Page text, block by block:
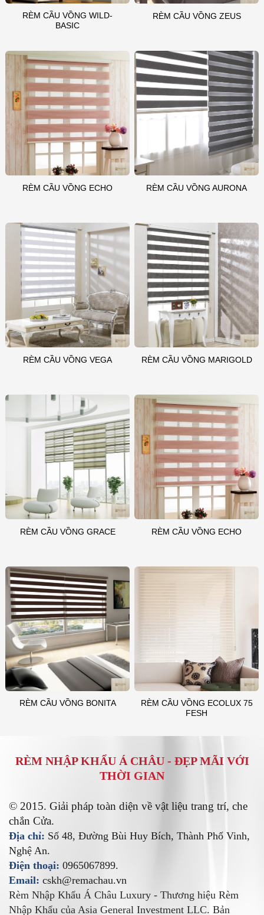
RÈM CẦU VỒNG WILD-
BASIC
RÈM CẦU VỒNG ZEUS
RÈM CẦU VỒNG ECHO RÈM CẦU VỒNG AURONA
RÈM CẦU VỒNG VEGA RÈM CẦU VỒNG MARIGOLD
RÈM CẦU VỒNG GRACE RÈM CẦU VỒNG ECHO
RÈM CẦU VỒNG BONITA
RÈM CẦU VỒNG ECOLUX 75
FESH
RÈM NHẬP KHẨU Á CHÂU - ĐẸP MÃI VỚI
THỜI GIAN
© 2015. Giải pháp toàn diện về vật liệu trang trí, che
chắn Cửa.
Địa chỉ: Số 48, Đường Bùi Huy Bích, Thành Phố Vinh,
Nghệ An.
Điện thoại: 0965067899.
Email: cskh@remachau.vn
Rèm Nhập Khẩu Á Châu Luxury - Thương hiệu Rèm
Nhập Khẩu của Asia General Investment LLC. Bản